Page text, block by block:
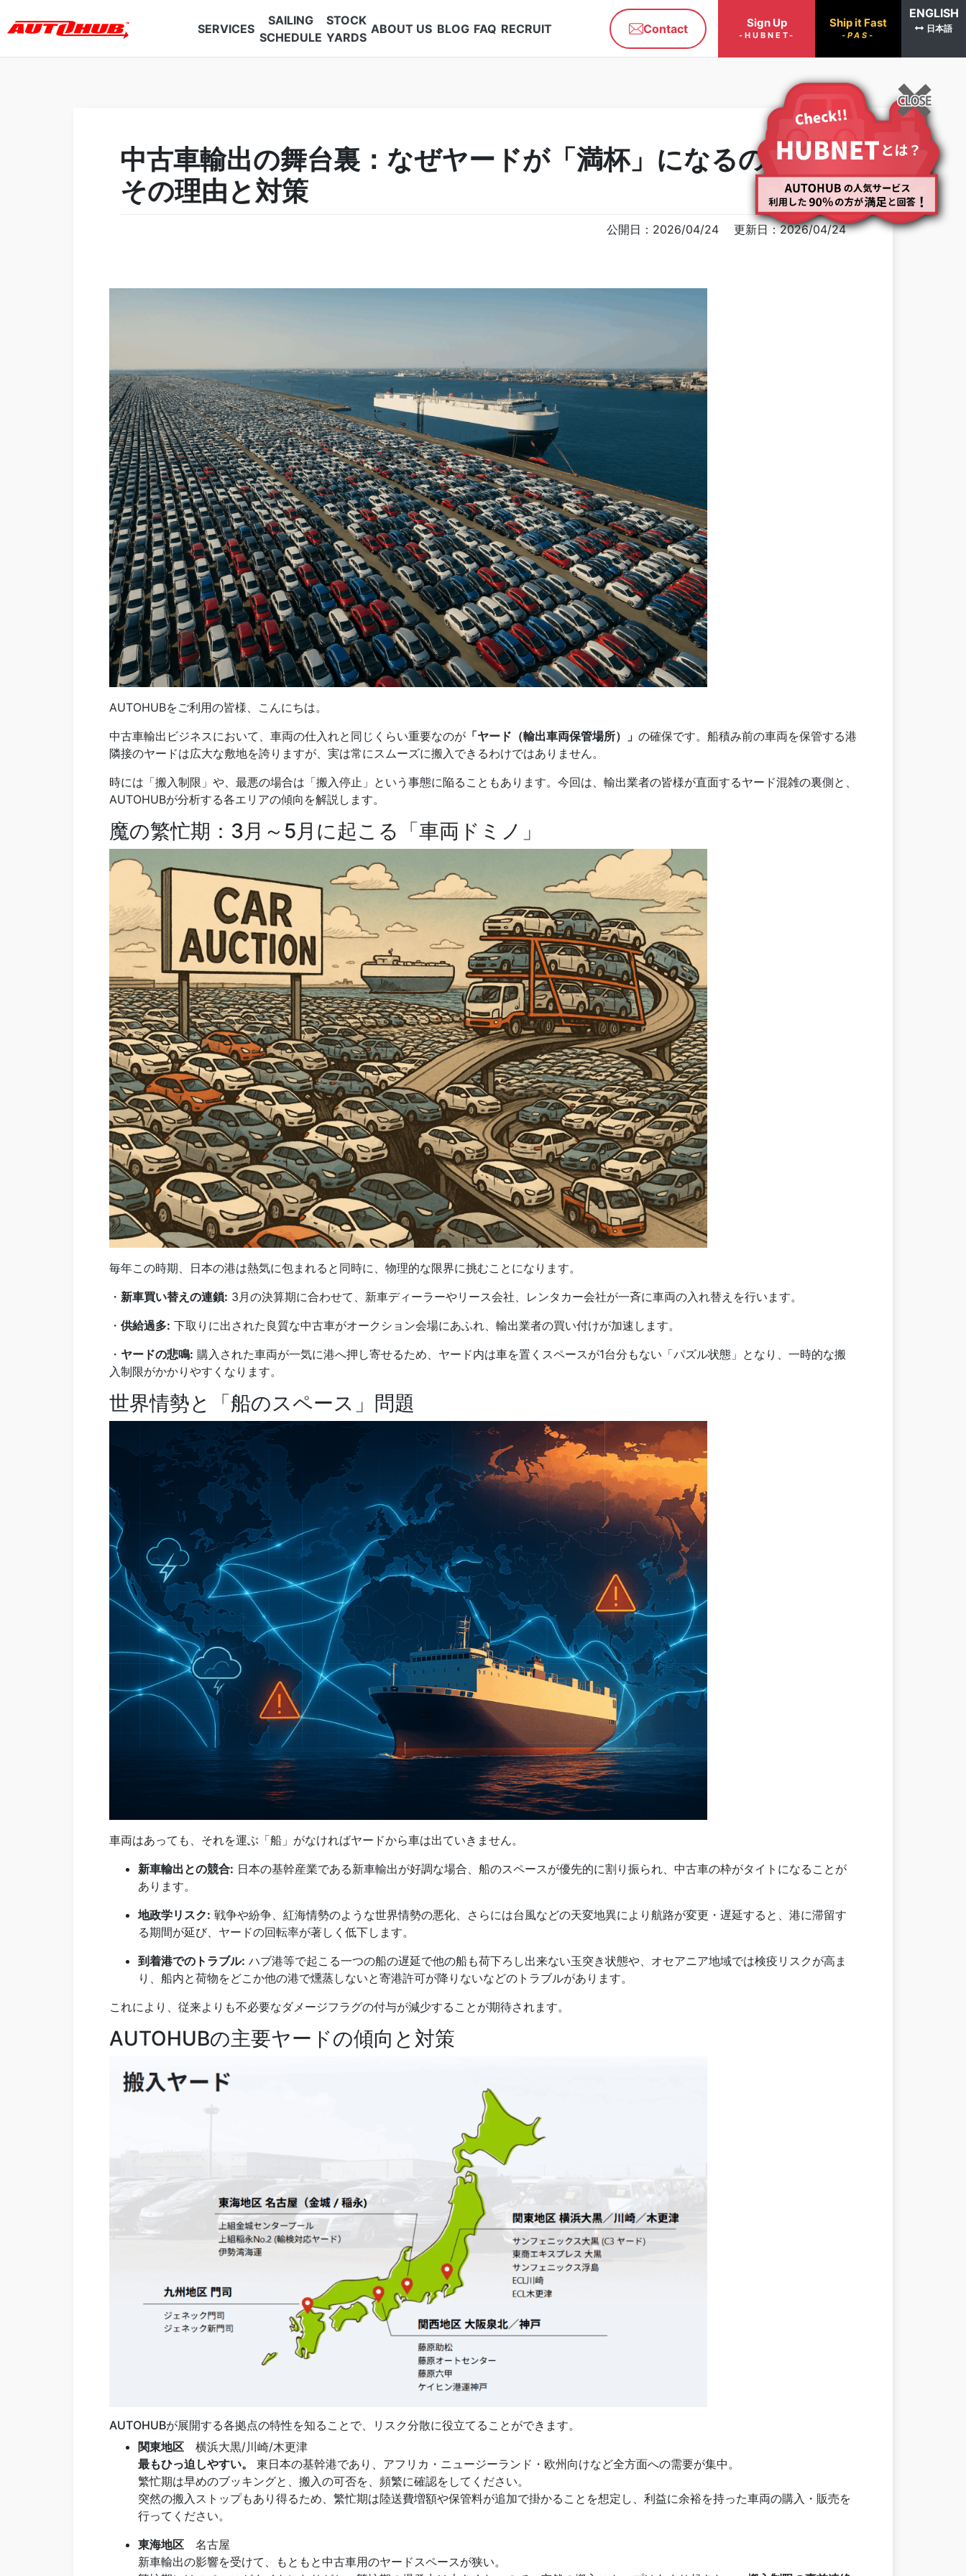
SERVICES
SAILING
SCHEDULE
STOCK
YARDS
ABOUT US BLOG FAQ RECRUIT Contact Sign Up
-HUBNET-
Ship it Fast
-PAS-
ENGLISH
日本語
中古車輸出の舞台裏：なぜヤードが「満杯」になるのか？
その理由と対策
公開日：2026/04/24 更新日：2026/04/24
AUTOHUBをご利用の皆様、こんにちは。
中古車輸出ビジネスにおいて、車両の仕入れと同じくらい重要なのが 「ヤード（輸出車両保管場所）」 の確保です。船積み前の車両を保管する港
隣接のヤードは広大な敷地を誇りますが、実は常にスムーズに搬入できるわけではありません。
時には「搬入制限」や、最悪の場合は「搬入停止」という事態に陥ることもあります。今回は、輸出業者の皆様が直面するヤード混雑の裏側と、
AUTOHUBが分析する各エリアの傾向を解説します。
魔の繁忙期：3月～5月に起こる「車両ドミノ」
毎年この時期、日本の港は熱気に包まれると同時に、物理的な限界に挑むことになります。
・ 新車買い替えの連鎖: 3月の決算期に合わせて、新車ディーラーやリース会社、レンタカー会社が一斉に車両の入れ替えを行います。
・ 供給過多: 下取りに出された良質な中古車がオークション会場にあふれ、輸出業者の買い付けが加速します。
・ ヤードの悲鳴: 購入された車両が一気に港へ押し寄せるため、ヤード内は車を置くスペースが1台分もない「パズル状態」となり、一時的な搬
入制限がかかりやすくなります。
世界情勢と「船のスペース」問題
車両はあっても、それを運ぶ「船」がなければヤードから車は出ていきません。
新車輸出との競合: 日本の基幹産業である新車輸出が好調な場合、船のスペースが優先的に割り振られ、中古車の枠がタイトになることが
あります。
地政学リスク: 戦争や紛争、紅海情勢のような世界情勢の悪化、さらには台風などの天変地異により航路が変更・遅延すると、港に滞留す
る期間が延び、ヤードの回転率が著しく低下します。
到着港でのトラブル: ハブ港等で起こる一つの船の遅延で他の船も荷下ろし出来ない玉突き状態や、オセアニア地域では検疫リスクが高ま
り、船内と荷物をどこか他の港で燻蒸しないと寄港許可が降りないなどのトラブルがあります。
これにより、従来よりも不必要なダメージフラグの付与が減少することが期待されます。
AUTOHUBの主要ヤードの傾向と対策
AUTOHUBが展開する各拠点の特性を知ることで、リスク分散に役立てることができます。
関東地区 横浜大黒/川崎/木更津
最もひっ迫しやすい。
東日本の基幹港であり、アフリカ・ニュージーランド・欧州向けなど全方面への需要が集中。
繁忙期は早めのブッキングと、搬入の可否を、頻繁に確認をしてください。
突然の搬入ストップもあり得るため、繁忙期は陸送費増額や保管料が追加で掛かることを想定し、利益に余裕を持った車両の購入・販売を
行ってください。
東海地区 名古屋
新車輸出の影響を受けて、もともと中古車用のヤードスペースが狭い。